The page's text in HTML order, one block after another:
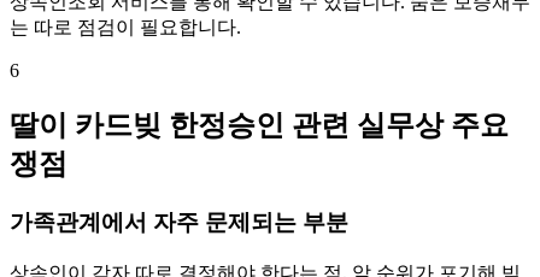
는 따로 점검이 필요합니다.
6
딸이 카드빚 한정승인 관련 실무상 주요
쟁점
가족관계에서 자주 문제되는 부분
상속인이 각자 따로 결정해야 한다는 점, 앞 순위가 포기해 빚